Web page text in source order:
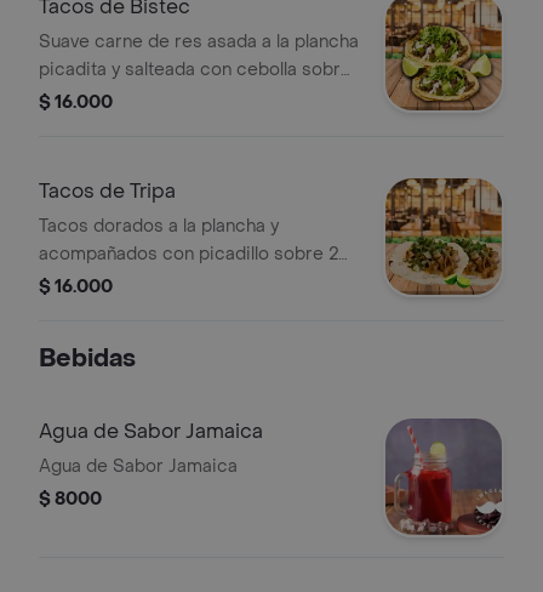
Tacos de Bistec
Suave carne de res asada a la plancha
picadita y salteada con cebolla sobre
2 tortillas de maíz.
$ 16.000
Tacos de Tripa
Tacos dorados a la plancha y
acompañados con picadillo sobre 2
tortillas.
$ 16.000
Bebidas
Agua de Sabor Jamaica
Agua de Sabor Jamaica
$ 8000